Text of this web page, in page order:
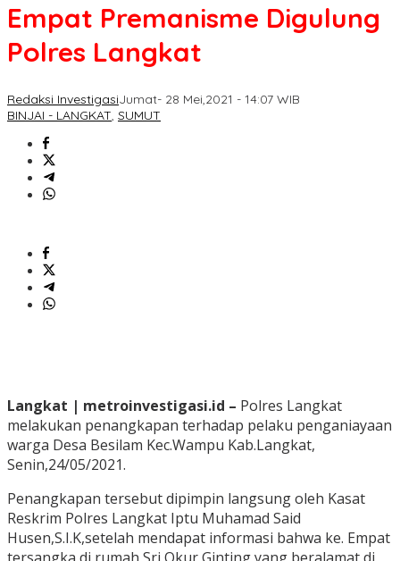
Empat Premanisme Digulung
Polres Langkat
Redaksi InvestigasiJumat- 28 Mei,2021 - 14:07 WIB
BINJAI - LANGKAT, SUMUT
Langkat | metroinvestigasi.id – Polres Langkat
melakukan penangkapan terhadap pelaku penganiayaan
warga Desa Besilam Kec.Wampu Kab.Langkat,
Senin,24/05/2021.
Penangkapan tersebut dipimpin langsung oleh Kasat
Reskrim Polres Langkat Iptu Muhamad Said
Husen,S.I.K,setelah mendapat informasi bahwa ke. Empat